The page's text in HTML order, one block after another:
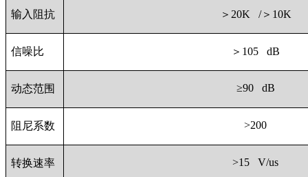
输入阻抗 ＞20K /＞10K
信噪比 ＞105 dB
动态范围 ≥90 dB
阻尼系数 >200
转换速率 >15 V/us